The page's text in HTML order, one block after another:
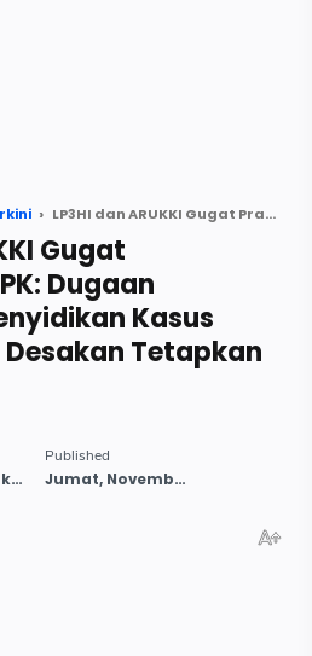
LP3HI dan ARUKKI Gugat Praperadilan KPK: Dugaan Penghentian Penyidikan Kasus Kuota Haji dan Desakan Tetapkan Tersangka
Gugat
Dugaan
Kasus
Tetapkan